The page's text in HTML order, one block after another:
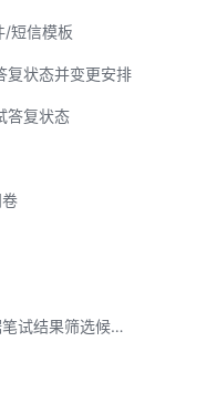
/短信模板​
复状态并变更安排​
答复状态​
六、其他功能 - 根据笔试结果筛选候选人​